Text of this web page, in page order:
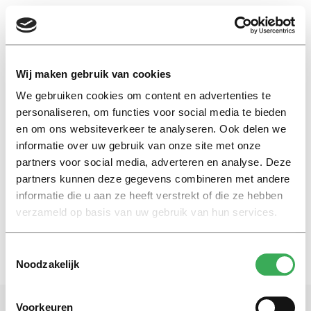
Wij maken gebruik van cookies
We gebruiken cookies om content en advertenties te
personaliseren, om functies voor social media te bieden
en om ons websiteverkeer te analyseren. Ook delen we
informatie over uw gebruik van onze site met onze
partners voor social media, adverteren en analyse. Deze
partners kunnen deze gegevens combineren met andere
informatie die u aan ze heeft verstrekt of die ze hebben
verzameld op basis van uw gebruik van hun services.
Noodzakelijk
Voorkeuren
EN
werkplekken universiteit
Column
Verborgen werkplekken
universiteit
29 september 2017